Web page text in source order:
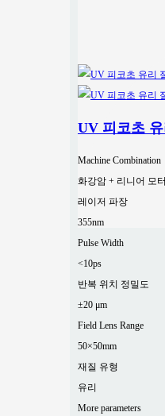
UV 피코초 유
Machine Combination
화강암 + 리니어 모터
레이저 파장
355nm
Pulse Width
<10ps
반복 위치 정밀도
±20 μm
Field Lens Range
50×50mm
재질 유형
유리
More parameters